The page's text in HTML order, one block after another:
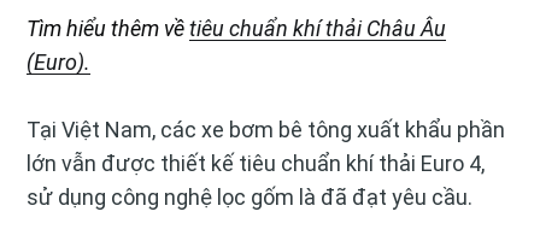
Tìm hiểu thêm vềtiêu chuẩn khí thải Châu Âu
(Euro).
Tại Việt Nam, các xe bơm bê tông xuất khẩu phần
lớn vẫn được thiết kế tiêu chuẩn khí thải Euro 4,
sử dụng công nghệ lọc gốm là đã đạt yêu cầu.